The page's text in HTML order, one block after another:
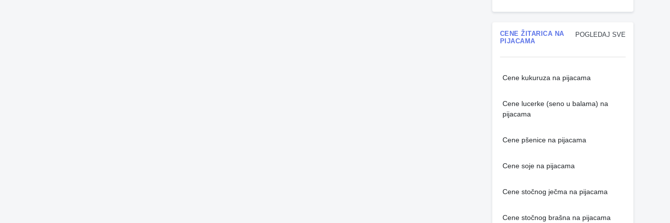
POGLEDAJ SVE
CENE ŽITARICA NA
PIJACAMA
Cene kukuruza na pijacama
Cene lucerke (seno u balama) na
pijacama
Cene pšenice na pijacama
Cene soje na pijacama
Cene stočnog ječma na pijacama
Cene stočnog brašna na pijacama